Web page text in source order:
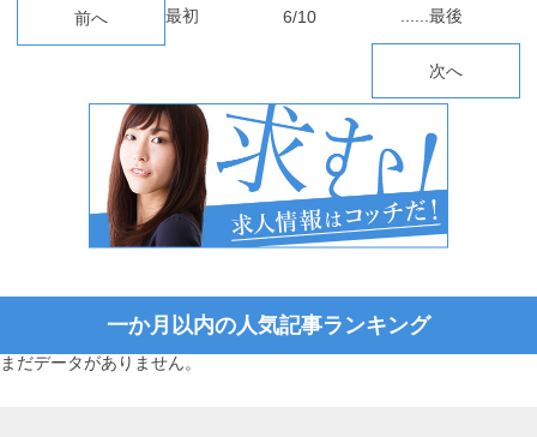
最初
前へ 6/10 ...
次へ
最後
一か月以内の人気記事ランキング
まだデータがありません。